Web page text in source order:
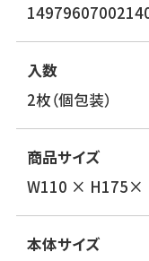
入数
2枚（個包装）
商品サイズ
W110 × H175×
本体サイズ